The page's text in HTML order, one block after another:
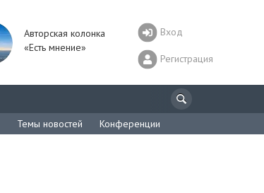
Авторская колонка
«Есть мнение»
Вход
Регистрация
Темы новостей Конференции